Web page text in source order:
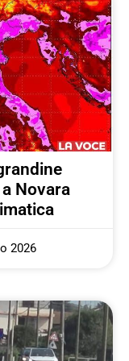
Novara
2026